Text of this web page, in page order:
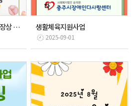
이선자 조리사님 충주시장상 표창 생활체육지원사업
2025-09-01